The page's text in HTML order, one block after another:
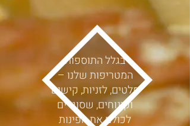
בגלל התוספות
המטריפות שלנו –
סלטים, לזניות, קישים
וקינוחים, שסוגרים
לכולם את הפינות